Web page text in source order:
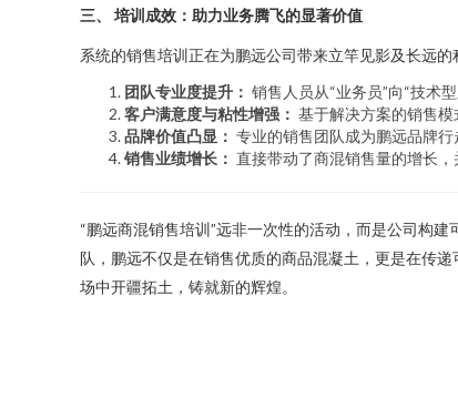
三、 培训成效：助力业务腾飞的显著价值
系统的销售培训正在为鹏远公司带来立竿见影及长远的
团队专业度提升： 销售人员从“业务员”向“技术
客户满意度与粘性增强： 基于解决方案的销售
品牌价值凸显： 专业的销售团队成为鹏远品牌行
销售业绩增长： 直接带动了商混销售量的增长
“鹏远商混销售培训”远非一次性的活动，而是公司构
队，鹏远不仅是在销售优质的商品混凝土，更是在传
场中开疆拓土，铸就新的辉煌。